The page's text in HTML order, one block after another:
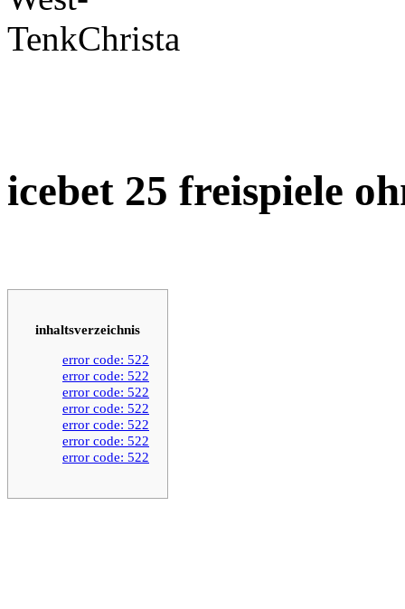
icebet 25 freispiele
inhaltsverzeichnis
error code: 522
error code: 522
error code: 522
error code: 522
error code: 522
error code: 522
error code: 522